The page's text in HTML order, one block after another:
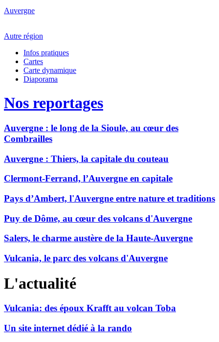
Auvergne
Autre région
Infos pratiques
Cartes
Carte dynamique
Diaporama
Nos reportages
Auvergne : le long de la Sioule, au cœur des
Combrailles
Auvergne : Thiers, la capitale du couteau
Clermont-Ferrand, l’Auvergne en capitale
Pays d’Ambert, l'Auvergne entre nature et traditions
Puy de Dôme, au cœur des volcans d'Auvergne
Salers, le charme austère de la Haute-Auvergne
Vulcania, le parc des volcans d'Auvergne
L'actualité
Vulcania: des époux Krafft au volcan Toba
Un site internet dédié à la rando